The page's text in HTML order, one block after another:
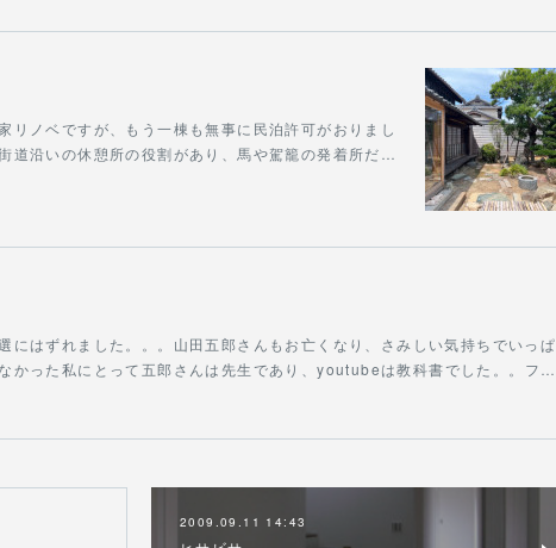
リノベですが、もう一棟も無事に民泊許可がおりまし
道沿いの休憩所の役割があり、馬や駕籠の発着所だ…
にはずれました。。。山田五郎さんもお亡くなり、さみしい気持ちでいっぱ
かった私にとって五郎さんは先生であり、youtubeは教科書でした。。フ…
2009.09.11 14:43